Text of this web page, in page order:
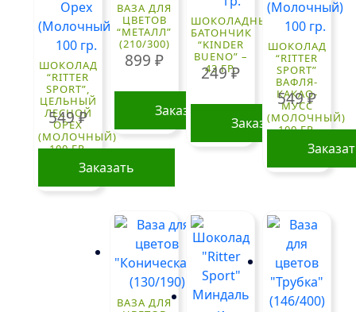
ШОКОЛАД
“RITTER
SPORT”,
ЦЕЛЬНЫЙ
ЛЕСНОЙ
ОРЕХ
(МОЛОЧНЫЙ)
100 ГР.
549₽
Заказать
ВАЗА ДЛЯ
ЦВЕТОВ
“МЕТАЛЛ”
(210/300)
899₽
Заказать
ШОКОЛАДНЫЙ
БАТОНЧИК
“KINDER
BUENO” –
43 ГР.
249₽
Заказать
ШОКОЛАД
“RITTER
SPORT”
ВАФЛЯ-
КАКАО-
МУСС
(МОЛОЧНЫЙ)
100 ГР.
549₽
ВАЗА ДЛЯ